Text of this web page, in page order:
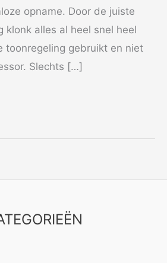
opname. Door de juiste
klonk alles al heel snel heel
toonregeling gebruikt en niet
Slechts […]